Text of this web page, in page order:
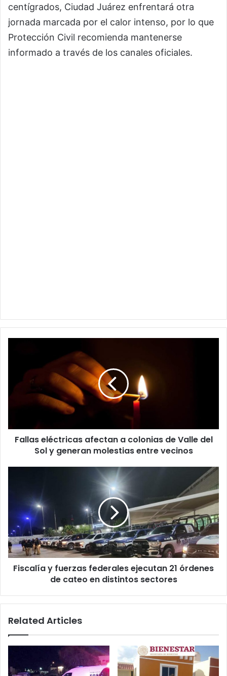
centígrados, Ciudad Juárez enfrentará otra
jornada marcada por el calor intenso, por lo que
Protección Civil recomienda mantenerse
informado a través de los canales oficiales.
colonias
de
Sol
Fallas eléctricas afectan a colonias de Valle del
Sol y generan molestias entre vecinos
federales
ejecutan
órdenes
de
cateo
enFiscalía y fuerzas federales ejecutan 21 órdenes
de cateo en distintos sectores
Related Articles